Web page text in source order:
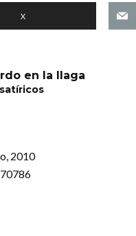
X
en la llaga
2010